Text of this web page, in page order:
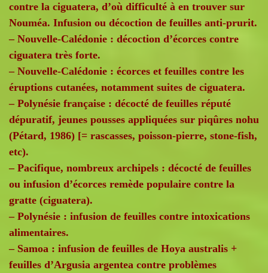
contre la ciguatera, d’où difficulté à en trouver sur
Nouméa. Infusion ou décoction de feuilles anti-prurit.
– Nouvelle-Calédonie : décoction d’écorces contre
ciguatera très forte.
– Nouvelle-Calédonie : écorces et feuilles contre les
éruptions cutanées, notamment suites de ciguatera.
– Polynésie française : décocté de feuilles réputé
dépuratif, jeunes pousses appliquées sur piqûres nohu
(Pétard, 1986) [= rascasses, poisson-pierre, stone-fish,
etc).
– Pacifique, nombreux archipels : décocté de feuilles
ou infusion d’écorces remède populaire contre la
gratte (ciguatera).
– Polynésie : infusion de feuilles contre intoxications
alimentaires.
– Samoa : infusion de feuilles de Hoya australis +
feuilles d’Argusia argentea contre problèmes